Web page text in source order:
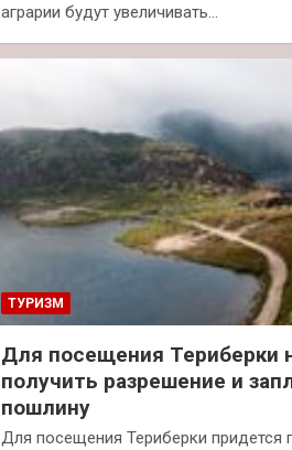
аграрии будут увеличивать…
ТУРИЗМ
Для посещения Териберки
получить разрешение и
пошлину
Для посещения Териберки придется